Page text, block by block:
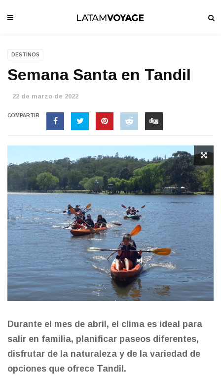
DESTINOS
Semana Santa en Tandil
22 de marzo de 2022
COMPARTIR
Durante el mes de abril, el clima es ideal para
salir en familia, planificar paseos diferentes,
disfrutar de la naturaleza y de la variedad de
opciones que ofrece Tandil.